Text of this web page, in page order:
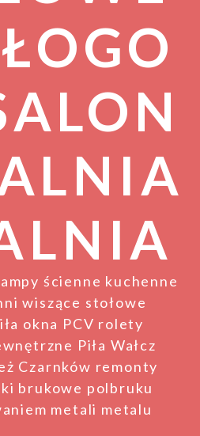
ścienne kuchenne
wiszące stołowe
okna PCV rolety
Piła Wałcz
Czarnków remonty
brukowe polbruku
metali metalu